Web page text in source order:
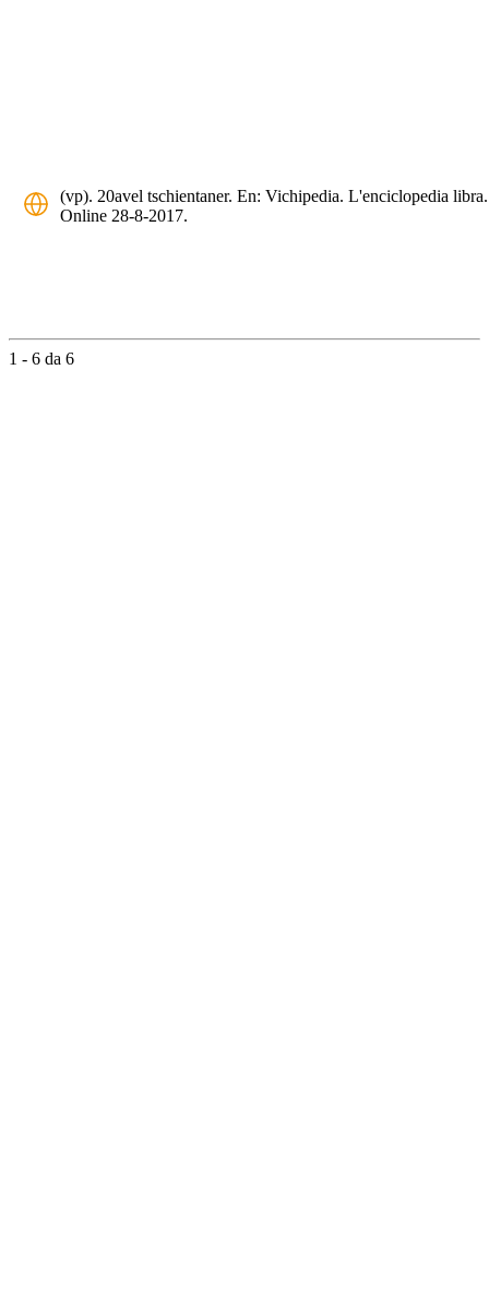
(vp). 20avel tschientaner. En: Vichipedia. L'enciclopedia libra.
Online 28-8-2017.
1 - 6 da 6